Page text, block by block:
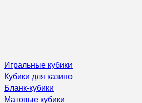
Игральные кубики
Кубики для казино
Бланк-кубики
Матовые кубики